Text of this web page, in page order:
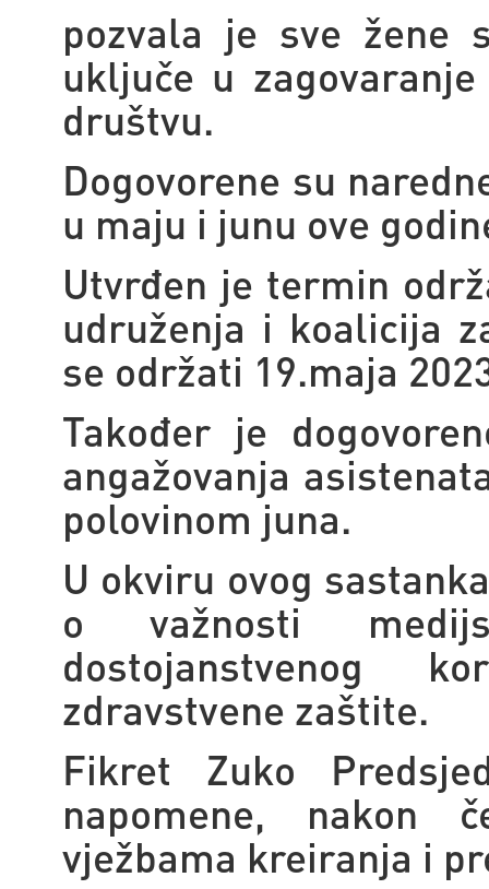
pozvala je sve žene
uključe u
društvu.
Dogovorene su
u maju i junu ove
Utvrđen je termin
udruženja i koalicija
se održati 19.maja
Također je
angažovanja
polovinom juna.
U okviru ovog
o važnosti
dostojanstvenog
zdravstvene zaštite.
Fikret Zuko
napomene, nakon
vježbama kreiranja i